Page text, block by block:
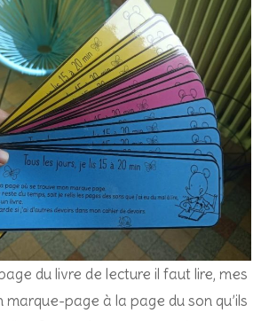
du livre de lecture il faut lire, mes
page à la page du son qu’ils